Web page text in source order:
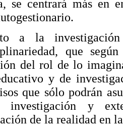
se centrará más en
a la
que
del rol de lo
y de
que sólo podrán
investigación y
de la realidad en